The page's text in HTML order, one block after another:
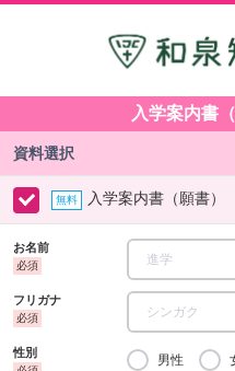
入学案内書
資料選択
入学案内書（願書）
お名前
フリガナ
性別 男性